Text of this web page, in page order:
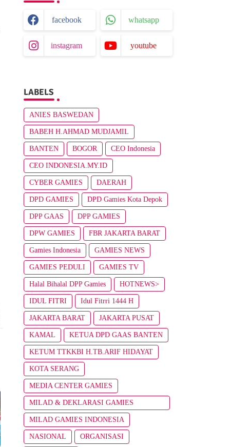
facebook whatsapp
instagram youtube
LABELS
ANIES BASWEDAN
BABEH H.AHMAD MUDJAMIL
BANTEN BOGOR CEO Indonesia
CEO INDONESIA.MY.ID
CYBER GAMIES DAERAH
DPD GAMIES DPD Gamies Kota Depok
DPP GAAS DPP GAMIES
DPW GAMIES FBR JAKARTA BARAT
Gamies Indonesia GAMIES NEWS
GAMIES PEDULI GAMIES TV
Halal Bihalal DPP Gamies HOTNEWS>
IDUL FITRI Idul Fitrri 1444 H
JAKARTA BARAT JAKARTA PUSAT
KAMAL KETUA DPD GAAS BANTEN
KETUM TTKKBI H.TB.ARIF HIDAYAT
KOTA SERANG
MEDIA CENTER GAMIES
MILAD & DEKLARASI GAMIES
INDONESIA
MILAD GAMIES INDONESIA
NASIONAL ORGANISASI